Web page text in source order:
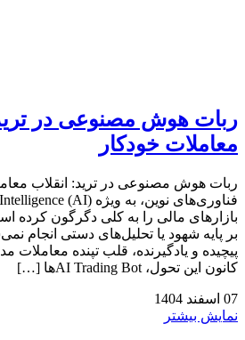
ربات هوش مصنوعی در
معاملات خودکار
ربات هوش مصنوعی در ترید: انقلاب
بازارهای مالی را به کلی دگرگون کرده
بر پایه شهود یا تحلیل‌های دستی انجام
پیچیده و یادگیرنده، قلب تپنده معاملات
کانون این تحول، AI Trading Botها […]
07 اسفند 1404
نمایش بیشتر